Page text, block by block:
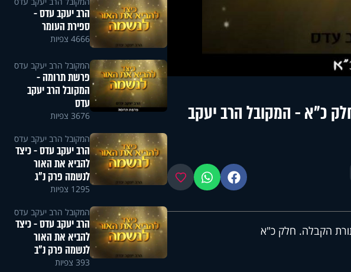
כ"א - המקובל הרב יעקב
פייסבוקווטסאפ מועדפים
הקבלה. חלק כ"א
הרב יעקב עדס -
ספירת העומר
4666 צפיות
המקובל הרב יעקב עדס
פרשת תרומה -
המקובל הרב יעקב
עדס
3676 צפיות
המקובל הרב יעקב עדס
הרב יעקב עדס - כיצד
להביא את האור
לנשמה פרק נ"ג
1295 צפיות
המקובל הרב יעקב עדס
הרב יעקב עדס - כיצד
להביא את האור
לנשמה פרק נ"ב
393 צפיות